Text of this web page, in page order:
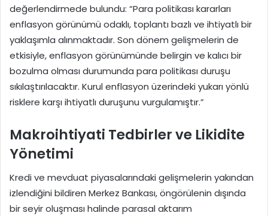
değerlendirmede bulundu: “Para politikası kararları
enflasyon görünümü odaklı, toplantı bazlı ve ihtiyatlı bir
yaklaşımla alınmaktadır. Son dönem gelişmelerin de
etkisiyle, enflasyon görünümünde belirgin ve kalıcı bir
bozulma olması durumunda para politikası duruşu
sıkılaştırılacaktır. Kurul enflasyon üzerindeki yukarı yönlü
risklere karşı ihtiyatlı duruşunu vurgulamıştır.”
Makroihtiyati Tedbirler ve Likidite
Yönetimi
Kredi ve mevduat piyasalarındaki gelişmelerin yakından
izlendiğini bildiren Merkez Bankası, öngörülenin dışında
bir seyir oluşması halinde parasal aktarım